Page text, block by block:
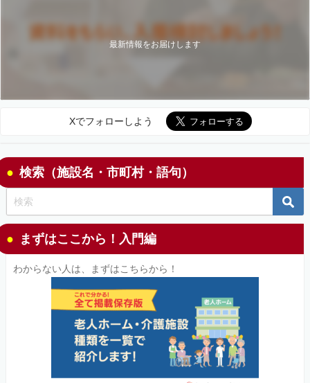
最新情報をお届けします
Xでフォローしよう
検索（施設名・市町村・語句）
まずはここから！入門編
わからない人は、まずはこちらから！